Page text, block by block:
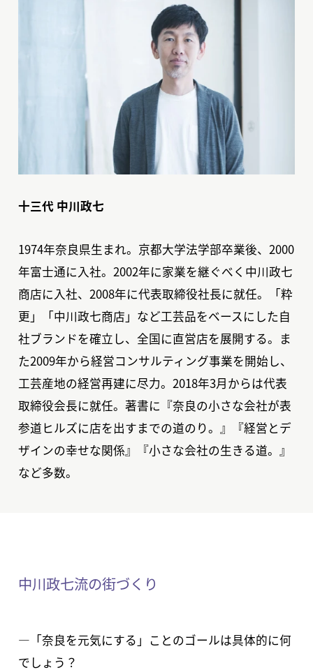
十三代 中川政七
1974年奈良県生まれ。京都大学法学部卒業後、2000
年富士通に入社。2002年に家業を継ぐべく中川政七
商店に入社、2008年に代表取締役社長に就任。「粋
更」「中川政七商店」など工芸品をベースにした自
社ブランドを確立し、全国に直営店を展開する。ま
た2009年から経営コンサルティング事業を開始し、
工芸産地の経営再建に尽力。2018年3月からは代表
取締役会長に就任。著書に『奈良の小さな会社が表
参道ヒルズに店を出すまでの道のり。』『経営とデ
ザインの幸せな関係』『小さな会社の生きる道。』
など多数。
中川政七流の街づくり
―「奈良を元気にする」ことのゴールは具体的に何
でしょう？